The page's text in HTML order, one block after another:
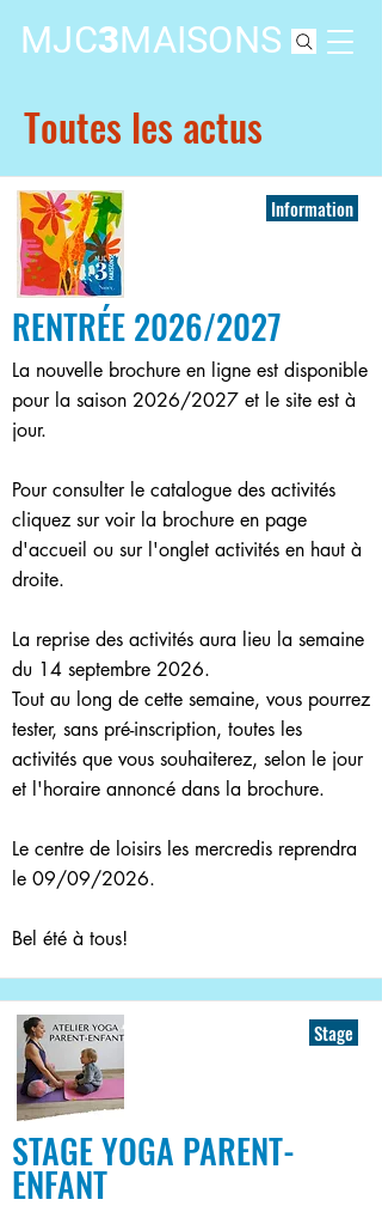
MJC3MAISONS
Toutes les actus
Information
RENTRÉE 2026/2027
La nouvelle brochure en ligne est disponible
pour la saison 2026/2027 et le site est à
jour.
Pour consulter le catalogue des activités
cliquez sur voir la brochure en page
d'accueil ou sur l'onglet activités en haut à
droite.
La reprise des activités aura lieu la semaine
du 14 septembre 2026.
Tout au long de cette semaine, vous pourrez
tester, sans pré-inscription, toutes les
activités que vous souhaiterez, selon le jour
et l'horaire annoncé dans la brochure.
Le centre de loisirs les mercredis reprendra
le 09/09/2026.
Bel été à tous!
Stage
STAGE YOGA PARENT-
ENFANT